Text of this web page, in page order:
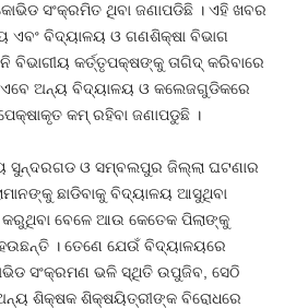
ସଂକ୍ରମିତ ଥିବା ଜଣାପଡିଛି । ଏହି ଖବର
ଏବଂ ବିଦ୍ୟାଳୟ ଓ ଗଣଶିକ୍ଷା ବିଭାଗ
କର୍ତ୍ତୃପକ୍ଷଙ୍କୁ ତାଗିଦ୍‍ କରିବାରେ
ଏବେ ଅନ୍ୟ ବିଦ୍ୟାଳୟ ଓ କଲେଜଗୁଡିକରେ
କମ୍‍ ରହିବା ଜଣାପଡୁଛି ।
ସୁନ୍ଦରଗଡ ଓ ସମ୍ବଲପୁର ଜିଲ୍ଲା ଘଟଣାର
ଛାଡିବାକୁ ବିଦ୍ୟାଳୟ ଆସୁଥିବା
ବେଳେ ଆଉ କେତେକ ପିଲାଙ୍କୁ
। ତେଣେ ଯେଉଁ ବିଦ୍ୟାଳୟରେ
ସଂକ୍ରମଣ ଭଳି ସ୍ଥିତି ଉପୁଜିବ, ସେଠି
ଶିକ୍ଷକ ଶିକ୍ଷୟିତ୍ରୀଙ୍କ ବିରୋଧରେ